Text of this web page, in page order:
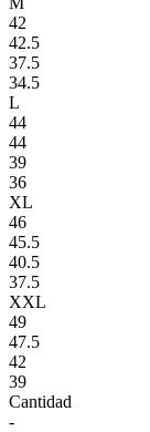
42
42.5
37.5
34.5
L
44
44
39
36
XL
46
45.5
40.5
37.5
XXL
49
47.5
42
39
Cantidad
-